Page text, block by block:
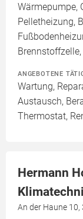
Wärmepumpe,
Pelletheizung,
ANGEBOTENE
Wartung,
Austausch,
Thermostat,
Hermann
An der Haune